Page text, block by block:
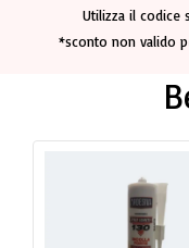
Utilizza il codice
*sconto non valido